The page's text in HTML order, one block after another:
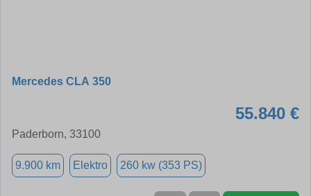
Mercedes CLA 350
55.840 €
Paderborn, 33100
9.900 km Elektro 260 kw (353 PS)